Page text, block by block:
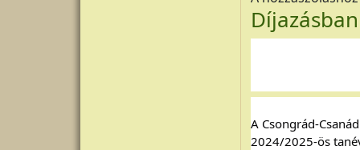
A Csongrád-
2024/2025-ös